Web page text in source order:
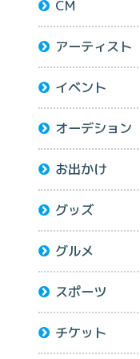
CM
アーティスト
イベント
オーデション
お出かけ
グッズ
グルメ
スポーツ
チケット